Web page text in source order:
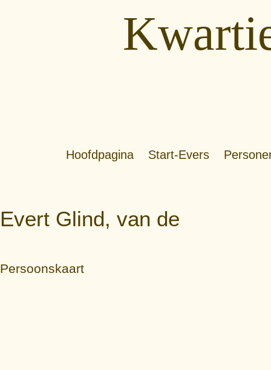
Hoofdpagina Start-Evers
Evert Glind, van de
Persoonskaart